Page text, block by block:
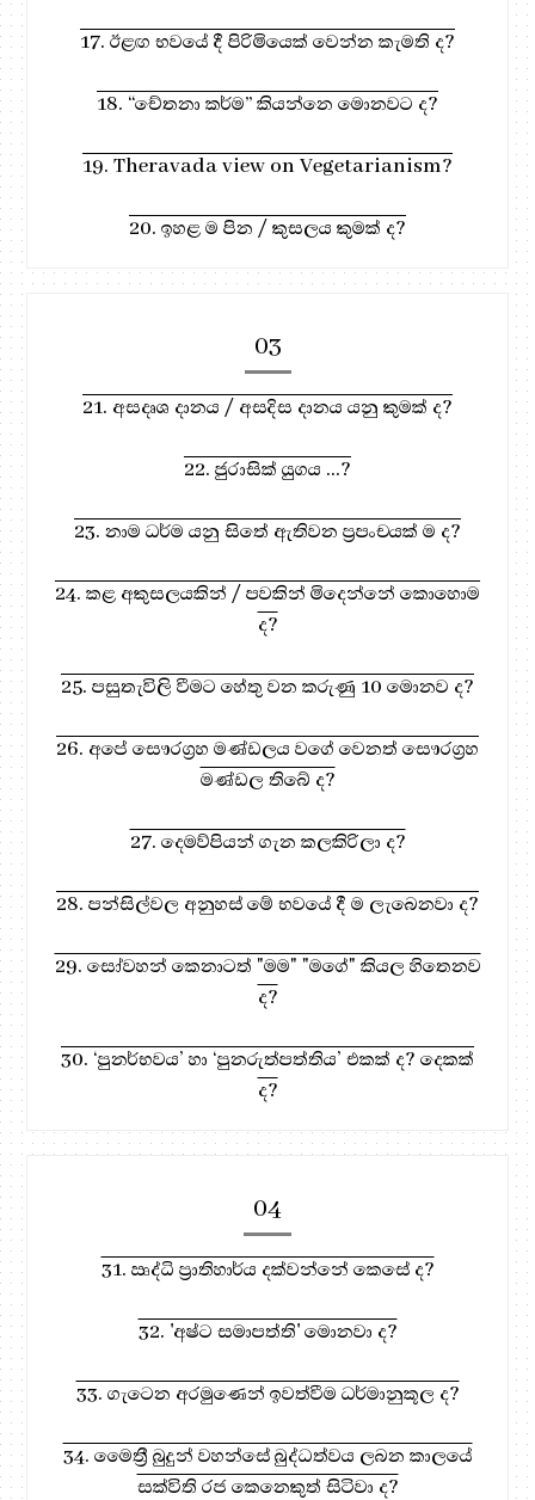
17. ඊළඟ භවයේ දී පිරිමියෙක් වෙන්න කැමති ද?
18. “චේතනා කර්ම” කියන්නෙ මොනවට ද?
19. Theravada view on Vegetarianism?
20. ඉහළ ම පින / කුසලය කුමක් ද?
03
21. අසදෘශ දානය / අසදිස දානය යනු කුමක් ද?
22. ජුරාසික් යුගය ...?
23. නාම ධර්ම යනු සිතේ ඇතිවන ප්‍රපංචයක් ම ද?
24. කළ අකුසලයකින් / පවකින් මිදෙන්නේ කොහොම
ද?
25. පසුතැවිලි වීමට හේතු වන කරුණු 10 මොනව ද?
26. අපේ සෞරග්‍රහ මණ්ඩලය වගේ වෙනත් සෞරග්‍රහ
මණ්ඩල තිබේ ද?
27. දෙමව්පියන් ගැන කලකිරිලා ද?
28. පන්සිල්වල අනුහස් මේ භවයේ දී ම ලැබෙනවා ද?
29. සෝවහන් කෙනාටත් "මම" "මගේ" කියල හිතෙනව
ද?
30. ‘පුනර්භවය’ හා ‘පුනරුත්පත්තිය’ එකක් ද? දෙකක්
ද?
04
31. ඍද්ධි ප්‍රාතිහාර්ය දක්වන්නේ කෙසේ ද?
32. 'අෂ්ට සමාපත්ති' මොනවා ද?
33. ගැටෙන අරමුණෙන් ඉවත්වීම ධර්මානුකූල ද?
34. මෛත්‍රී බුදුන් වහන්සේ බුද්ධත්වය ලබන කාලයේ
සක්විති රජ කෙනෙකුත් සිටිවා ද?